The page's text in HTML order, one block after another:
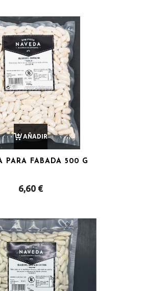
AÑADIR
AL
CARRITO
PARA FABADA 500 G
6,60 €